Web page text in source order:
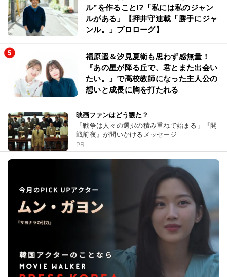
ル”を作ること!?「私には私のジャン
ルがある」【押井守連載「勝手にジャ
ンル。」プロローグ】
福原遥＆汐見夏衛も思わず感無量！
『あの星が降る丘で、君とまた出会い
たい。』で高校教師になった主人公の
想いと成長に胸を打たれる
映画ファンはどう観た？
「戦争は人々の選択の積み重ねで始まる」『開
戦前夜』が問いかけるメッセージ
PR